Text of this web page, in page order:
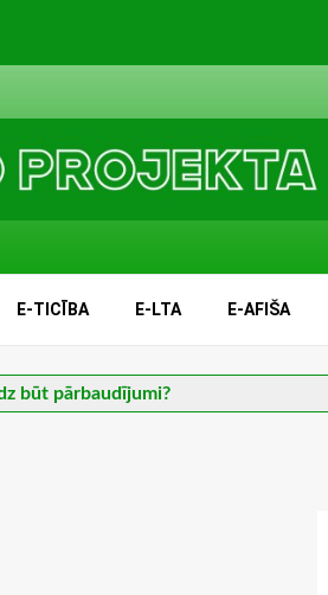
E-TICĪBA E-LTA E-AFIŠA
būt pārbaudījumi?